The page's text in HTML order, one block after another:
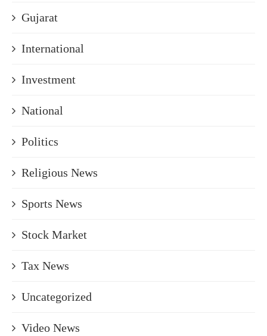
Gujarat
International
Investment
National
Politics
Religious News
Sports News
Stock Market
Tax News
Uncategorized
Video News